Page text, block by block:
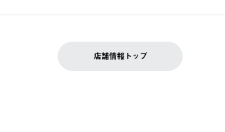
店舗情報トップ